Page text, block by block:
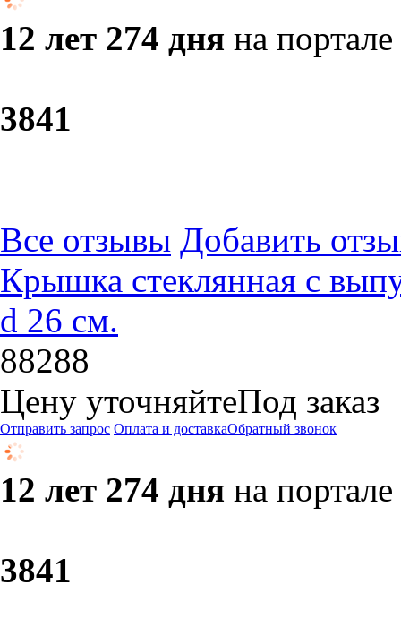
12 лет 274 дня на портале
3841
Все отзывы Добавить
Крышка стеклянная с
d 26 см.
88288
Цену уточняйтеПод заказ
Отправить запрос Оплата и доставкаОбратный звонок
12 лет 274 дня на портале
3841